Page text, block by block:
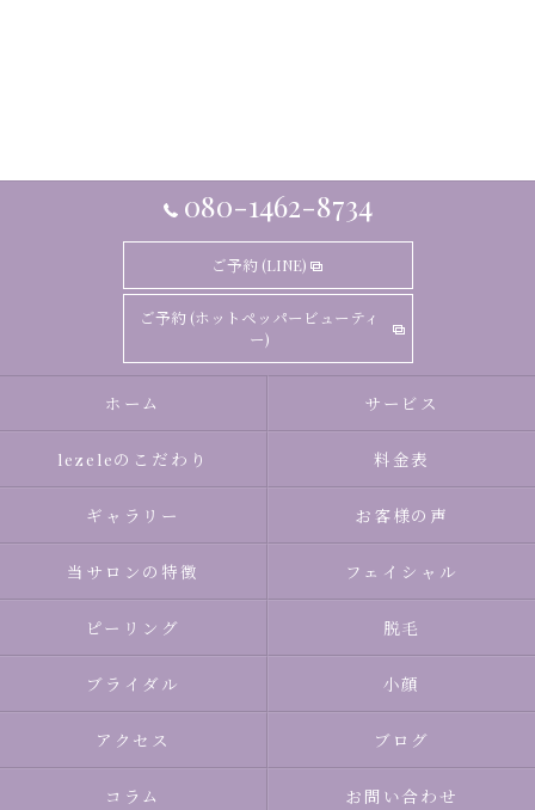
080-1462-8734
ご予約 (LINE)
ご予約 (ホットペッパービューティ
ー)
ホーム サービス
lezeleのこだわり 料金表
ギャラリー お客様の声
当サロンの特徴 フェイシャル
ピーリング 脱毛
ブライダル 小顔
アクセス ブログ
コラム お問い合わせ